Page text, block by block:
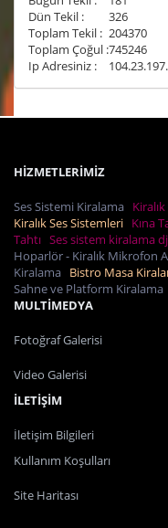
Dün Tekil :
326
Toplam Tekil : 204370
Toplam Çoğul :745246
Ip Adresiniz :
HİZMETLERİMİZ
Ses Sistemi Kiralama
Kiralık Ses Sistemleri Kına
Tahtı Ses sistem kiralama
Hoparlör - Kiralık Mikrofon
Kiralama Bistro Masa
Sahne ve Platform Kiralama
MULTİMEDYA
Fotoğraf Galerisi
Video Galerisi
İLETİŞİM
İletişim Bilgileri
Kullanım Koşulları
Site Haritası